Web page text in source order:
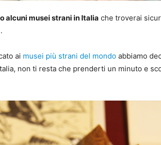
alcuni musei strani in Italia che troverai
ai musei più strani del mondo abbiamo
non ti resta che prenderti un minuto e